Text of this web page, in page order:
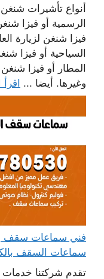
أنواع تأشيرات
الرسمية أو فيزا
فيزا شنغن لزيارة
السياحية أو فيزا
المطار أو فيزا شنغن
وغيرها. أيضا ... اقرأ
سماعات السقف
تقدم شركتنا